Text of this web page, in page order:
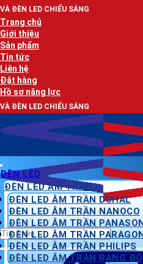
Bỏ
qua
nội
dung
SÁNG
Trang chủ
Giới thiệu
Sản phẩm
Tin tức
Liên hệ
Đặt hàng
Hồ sơ năng lực
SÁNG
Tìm
kiếm:
ĐÈN LED
ĐÈN LED ÂM TRẦN
ĐÈN LED ÂM TRẦN DUHAL
ĐÈN LED ÂM TRẦN NANOCO
ĐÈN LED ÂM TRẦN
ĐÈN LED ÂM TRẦN
ĐÈN LED ÂM TRẦN PHILIPS
ĐÈN LED ÂM TRẦN RẠNG